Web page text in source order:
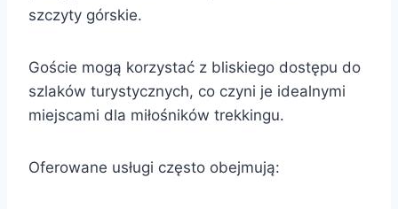
szczyty górskie.
Goście mogą korzystać z bliskiego dostępu do
szlaków turystycznych, co czyni je idealnymi
miejscami dla miłośników trekkingu.
Oferowane usługi często obejmują: